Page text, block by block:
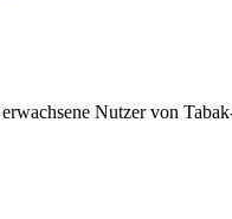
Nutzer von